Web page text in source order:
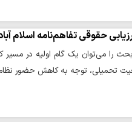
حقوقی تفاهم‌نامه اسلام
را می‌توان یک گام اولیه در
تحمیلی، توجه به کاهش حضور